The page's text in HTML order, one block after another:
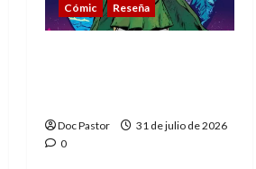
Cómic Reseña
Doc Pastor
31 de julio de 2026
0